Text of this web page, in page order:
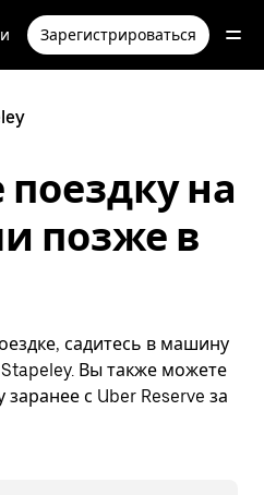
Зарегистрироваться
на
позже в
садитесь в машину
Вы также можете
с Uber Reserve за